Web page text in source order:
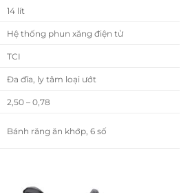
14 lít
Hệ thống phun xăng điện tử
TCI
Đa đĩa, ly tâm loại ướt
2,50 – 0,78
Bánh răng ăn khớp, 6 số